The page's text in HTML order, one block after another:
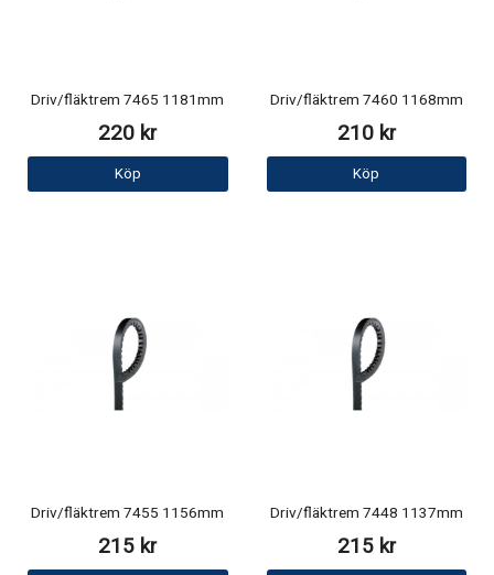
Driv/fläktrem 7465 1181mm
220 kr
Köp
Driv/fläktrem 7460 1168mm
210 kr
Köp
Driv/fläktrem 7455 1156mm
215 kr
Driv/fläktrem 7448 1137mm
215 kr